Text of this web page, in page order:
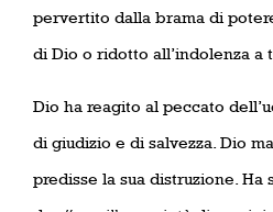
pervertito dalla brama di
di Dio o ridotto all’indolenza a
Dio ha reagito al peccato
di giudizio e di salvezza. Dio
predisse la sua distruzione. Ha